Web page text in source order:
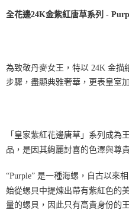
全花邊24K金紫紅唐草系列 -
為致敬丹麥女王，特以 24K 金描
步驟，盡顯典雅奢華，更表皇室
「皇家紫紅花邊唐草」系列成為
品，是因其絢麗討喜的色澤與尊
“Purple” 是一種海螺，自古以來
始從螺貝中提煉出帶有紫紅色的
量的螺貝，因此只有高貴身份的